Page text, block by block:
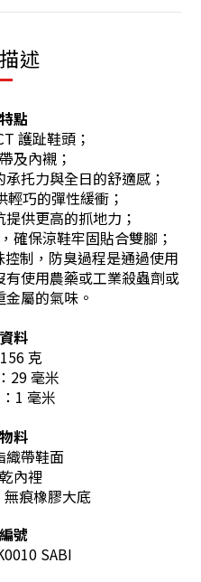
述
點
護趾鞋頭；
及內襯；
托力與全日的舒適感；
輕巧的彈性緩衝；
供更高的抓地力；
確保涼鞋牢固貼合雙腳；
控制，防臭過程是通過使用
使用農藥或工業殺蟲劑或
屬的氣味。
料
克
29 毫米
1 毫米
料
織帶鞋面
內裡
無痕橡膠大底
號
SABI